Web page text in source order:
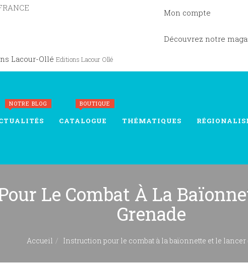
Mon compte
Découvrez notre
Lacour-Ollé Editions Lacour Ollé
NOTRE BLOG
CATALOGUE
BOUTIQUE
THÉMATIQUES
Le Combat À La
Grenade
Accueil Instruction pour le combat à la baïonnette et le lancer